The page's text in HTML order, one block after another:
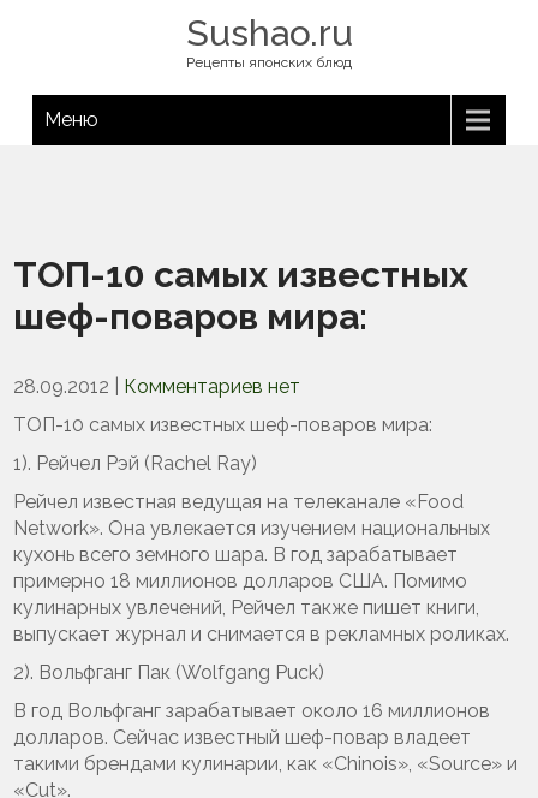
Sushao.ru
Рецепты японских блюд
Меню
ТОП-10 самых известных
шеф-поваров мира:
28.09.2012
Комментариев нет
ТОП-10 самых известных шеф-поваров мира:
1). Рейчел Рэй (Rachel Ray)
Рейчел известная ведущая на телеканале «Food
Network». Она увлекается изучением национальных
кухонь всего земного шара. В год зарабатывает
примерно 18 миллионов долларов США. Помимо
кулинарных увлечений, Рейчел также пишет книги,
выпускает журнал и снимается в рекламных роликах.
2). Вольфганг Пак (Wolfgang Puck)
В год Вольфганг зарабатывает около 16 миллионов
долларов. Сейчас известный шеф-повар владеет
такими брендами кулинарии, как «Chinois», «Source» и
«Cut».